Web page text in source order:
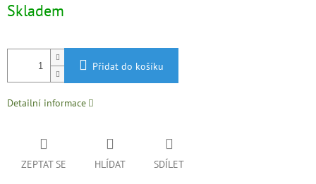
Skladem
Přidat do košíku
Detailní informace
ZEPTAT SE HLÍDAT SDÍLET